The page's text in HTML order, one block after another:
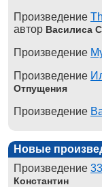
Произведение
автор Василиса
Произведение
Произведение
Отпущения
Произведение
Новые
Произведение
Константин